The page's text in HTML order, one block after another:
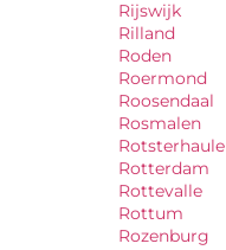
Rijswijk
Rilland
Roden
Roermond
Roosendaal
Rosmalen
Rotsterhaule
Rotterdam
Rottevalle
Rottum
Rozenburg